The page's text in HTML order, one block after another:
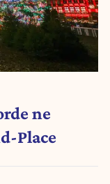
ne
Place